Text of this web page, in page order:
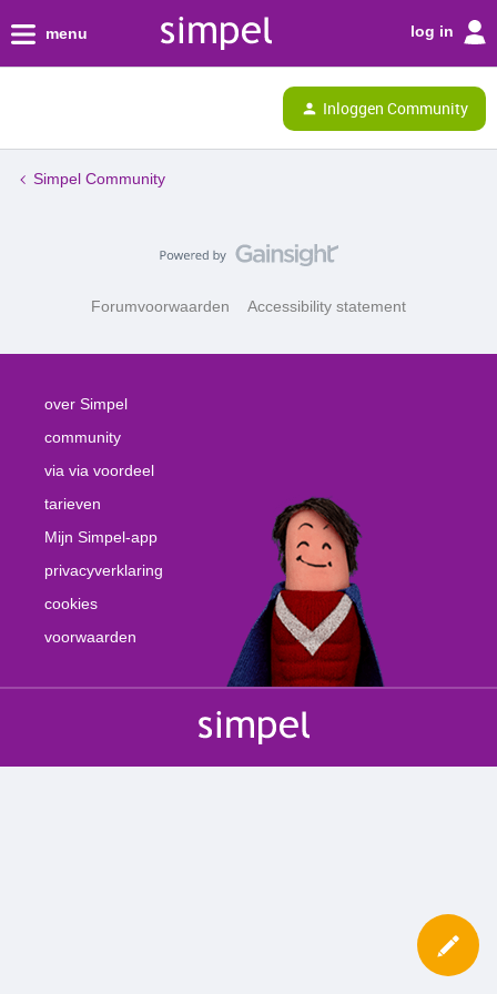
menu log in
Inloggen Community
Simpel Community
Forumvoorwaarden Accessibility statement
over Simpel
community
via via voordeel
tarieven
Mijn Simpel-app
privacyverklaring
cookies
voorwaarden